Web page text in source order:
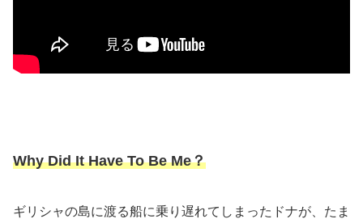
Why Did It Have To Be Me？
ギリシャの島に渡る船に乗り遅れてしまったドナが、たま